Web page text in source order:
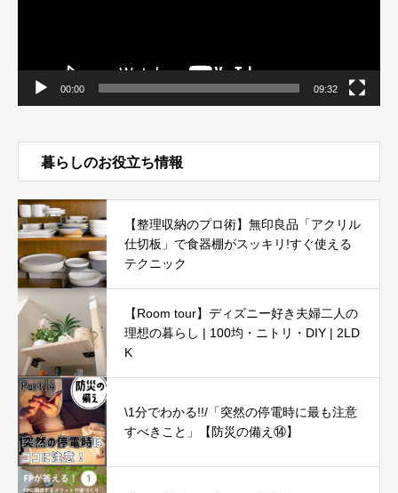
00:00 09:32
暮らしのお役立ち情報
【整理収納のプロ術】無印良品「アクリル
仕切板」で食器棚がスッキリ!すぐ使える
テクニック
【Room tour】ディズニー好き夫婦二人の
理想の暮らし | 100均・ニトリ・DIY | 2LD
K
\1分でわかる!!/「突然の停電時に最も注意
すべきこと」【防災の備え⑭】